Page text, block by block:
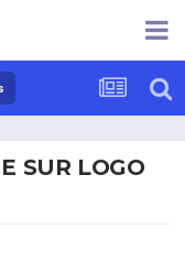
SUR LOGO